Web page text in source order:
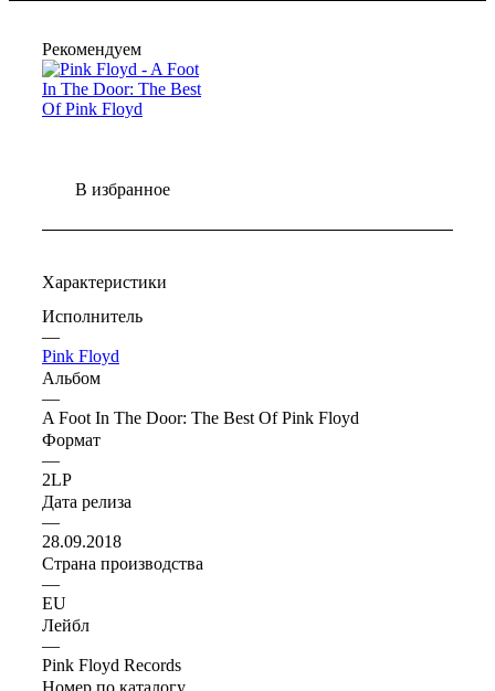
Рекомендуем
В избранное
Характеристики
Исполнитель
—
Pink Floyd
Альбом
—
A Foot In The Door: The Best Of Pink Floyd
Формат
—
2LP
Дата релиза
—
28.09.2018
Страна производства
—
EU
Лейбл
—
Pink Floyd Records
Номер по каталогу